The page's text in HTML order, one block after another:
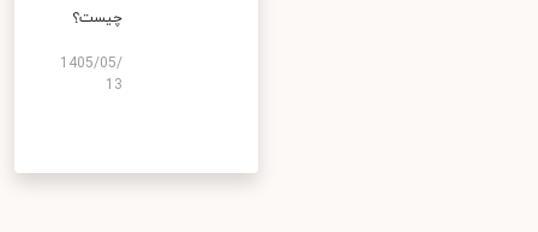
چیست؟
1405/05/
13